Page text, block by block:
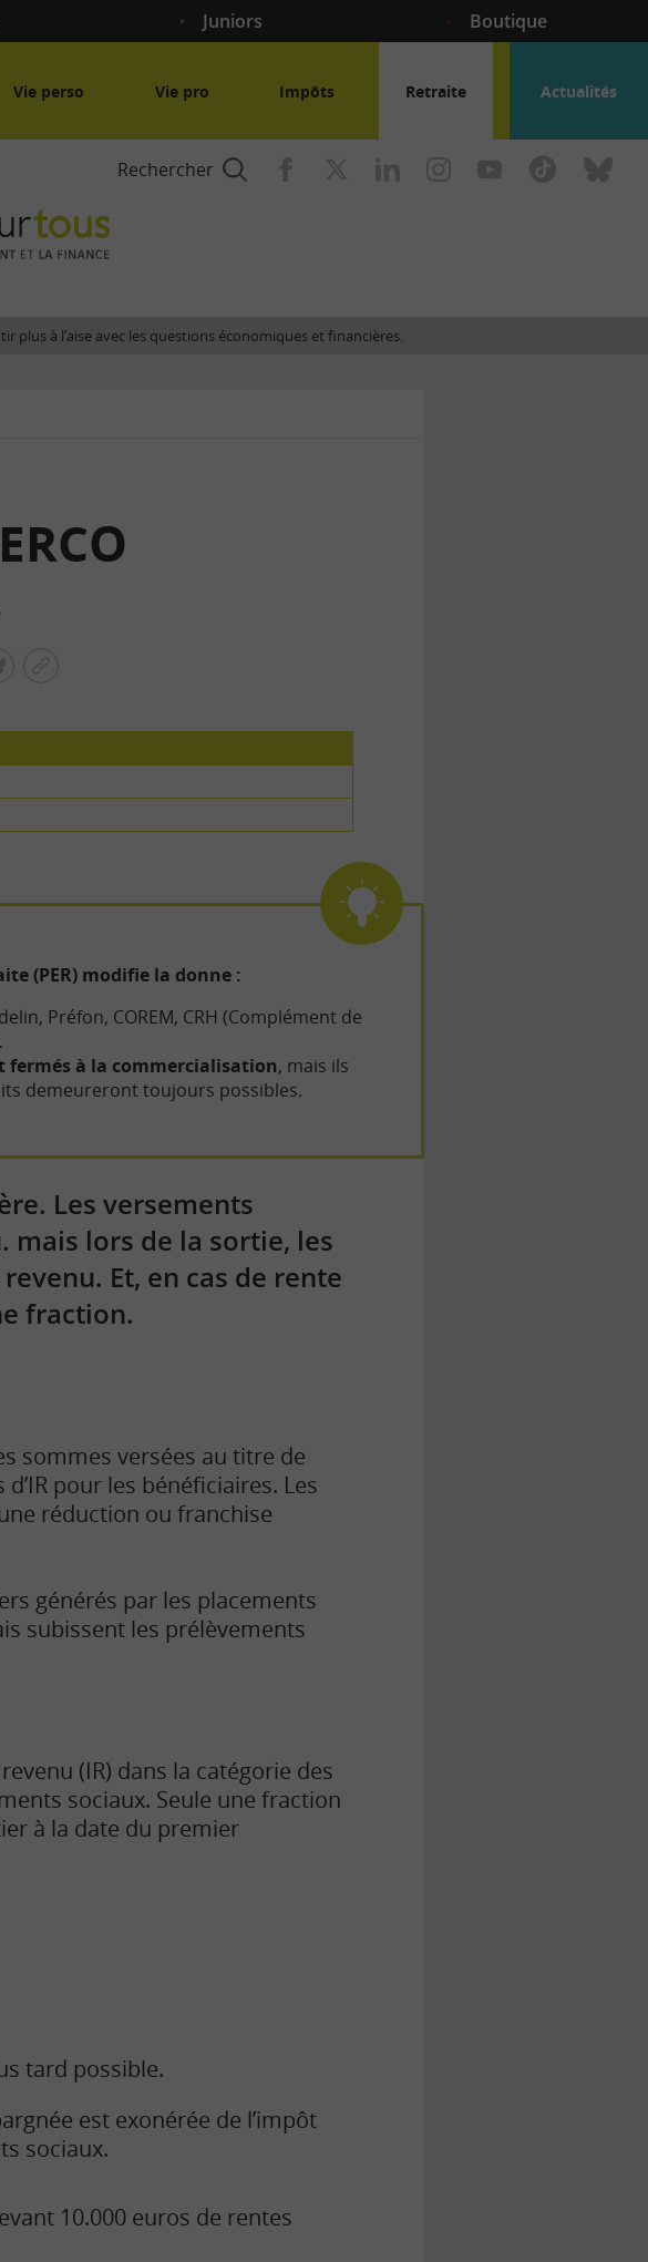
Juniors Boutique
Vie perso Vie pro Impôts Retraite Actualités
Rechercher
finance
site
plus à l’aise avec les questions économiques et financières.
lien
(PER) modifie la donne :
Préfon, COREM, CRH (Complément de
fermés à la commercialisation, mais ils
demeureront toujours possibles.
Les versements
mais lors de la sortie, les
Et, en cas de rente
fraction.
sommes versées au titre de
pour les bénéficiaires. Les
réduction ou franchise
générés par les placements
subissent les prélèvements
(IR) dans la catégorie des
sociaux. Seule une fraction
à la date du premier
tard possible.
est exonérée de l’impôt
sociaux.
10.000 euros de rentes